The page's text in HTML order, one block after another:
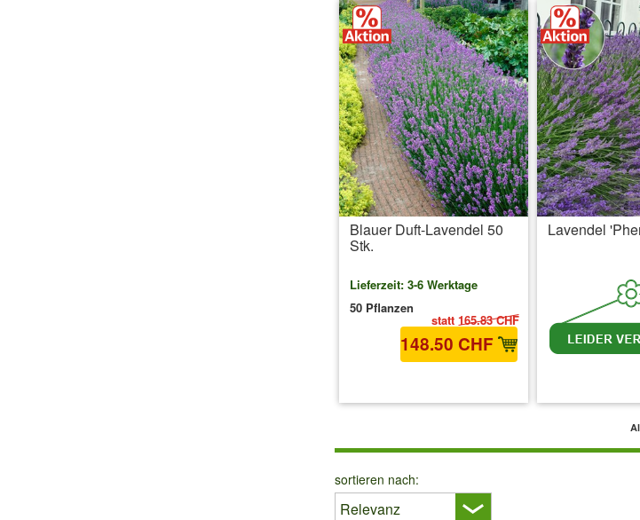
Blauer Duft-Lavendel 50
Stk.
statt 165.83 CHF
Lieferzeit: 3-6 Werktage
50 Pflanzen
148.50 CHF
Lavendel
sortieren nach: